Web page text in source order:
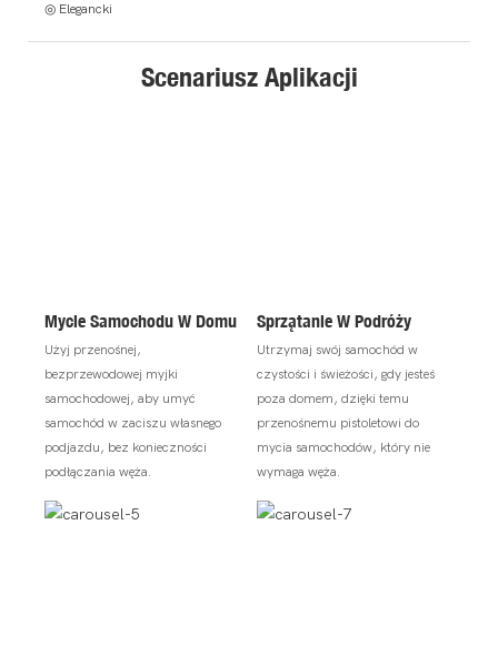
◎ Elegancki
Scenariusz Aplikacji
Mycie Samochodu W Domu
Użyj przenośnej,
bezprzewodowej myjki
samochodowej, aby umyć
samochód w zaciszu własnego
podjazdu, bez konieczności
podłączania węża.
Sprzątanie W Podróży
Utrzymaj swój samochód w
czystości i świeżości, gdy jesteś
poza domem, dzięki temu
przenośnemu pistoletowi do
mycia samochodów, który nie
wymaga węża.